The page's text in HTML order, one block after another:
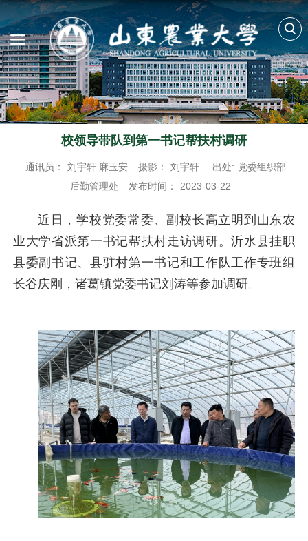
校领导带队到第一书记帮扶村调研
通讯员： 刘宇轩 麻玉安 摄影： 刘宇轩 出处: 党委组织部
后勤管理处
发布时间： 2023-03-22
近日，学校党委常委、副校长高立明到山东农
业大学省派第一书记帮扶村走访调研。沂水县挂职
县委副书记、县驻村第一书记和工作队工作专班组
长谷庆刚，诸葛镇党委书记刘涛等参加调研。